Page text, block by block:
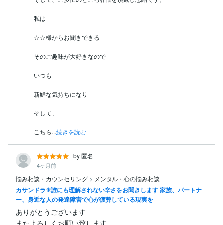
私は
☆☆様からお聞きできる
そのご趣味が大好きなので
いつも
新鮮な気持ちになり
そして、
こちら...続きを読む
by 匿名
4ヶ月前
悩み相談・カウンセリング > メンタル・心の悩み相談
カサンドラ✳️誰にも理解されない辛さをお聞きします 家族、パートナ
ー、身近な人の発達障害で心が疲弊している現実を
ありがとうございます
またよろしくお願い致します